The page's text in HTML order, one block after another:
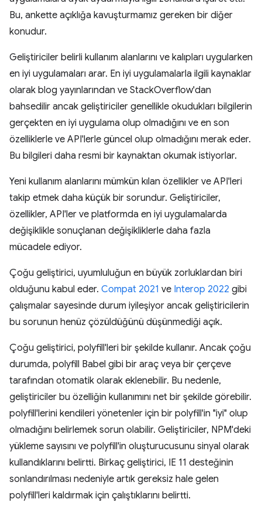
Bu, ankette açıklığa kavuşturmamız gereken bir diğer
konudur.
Geliştiriciler belirli kullanım alanlarını ve kalıpları uygularken
en iyi uygulamaları arar. En iyi uygulamalarla ilgili kaynaklar
olarak blog yayınlarından ve StackOverflow'dan
bahsedilir ancak geliştiriciler genellikle okudukları bilgilerin
gerçekten en iyi uygulama olup olmadığını ve en son
özelliklerle ve API'lerle güncel olup olmadığını merak eder.
Bu bilgileri daha resmi bir kaynaktan okumak istiyorlar.
Yeni kullanım alanlarını mümkün kılan özellikler ve API'leri
takip etmek daha küçük bir sorundur. Geliştiriciler,
özellikler, API'ler ve platformda en iyi uygulamalarda
değişiklikle sonuçlanan değişikliklerle daha fazla
mücadele ediyor.
Çoğu geliştirici, uyumluluğun en büyük zorluklardan biri
olduğunu kabul eder. Compat 2021 ve Interop 2022 gibi
çalışmalar sayesinde durum iyileşiyor ancak geliştiricilerin
bu sorunun henüz çözüldüğünü düşünmediği açık.
Çoğu geliştirici, polyfill'leri bir şekilde kullanır. Ancak çoğu
durumda, polyfill Babel gibi bir araç veya bir çerçeve
tarafından otomatik olarak eklenebilir. Bu nedenle,
geliştiriciler bu özelliğin kullanımını net bir şekilde görebilir.
polyfill'lerini kendileri yönetenler için bir polyfill'in "iyi" olup
olmadığını belirlemek sorun olabilir. Geliştiriciler, NPM'deki
yükleme sayısını ve polyfill'in oluşturucusunu sinyal olarak
kullandıklarını belirtti. Birkaç geliştirici, IE 11 desteğinin
sonlandırılması nedeniyle artık gereksiz hale gelen
polyfill'leri kaldırmak için çalıştıklarını belirtti.